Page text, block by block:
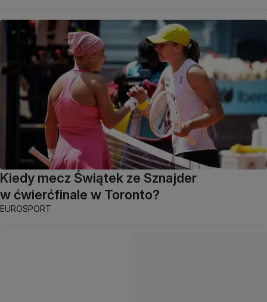
Kiedy mecz Świątek ze Sznajder
w ćwierćfinale w Toronto?
EUROSPORT